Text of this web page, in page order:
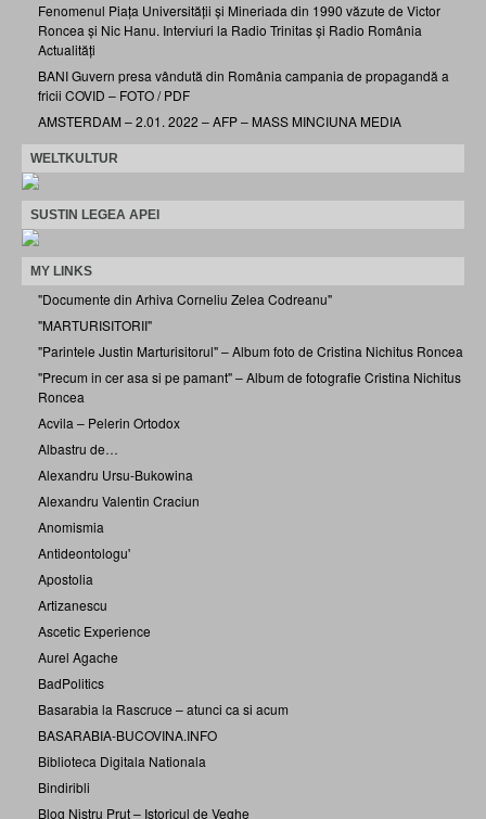
Fenomenul Piața Universității și Mineriada din 1990 văzute de Victor
Roncea și Nic Hanu. Interviuri la Radio Trinitas și Radio România
Actualități
BANI Guvern presa vândută din România campania de propagandă a
fricii COVID – FOTO / PDF
AMSTERDAM – 2.01. 2022 – AFP – MASS MINCIUNA MEDIA
WELTKULTUR
SUSTIN LEGEA APEI
MY LINKS
"Documente din Arhiva Corneliu Zelea Codreanu"
"MARTURISITORII"
"Parintele Justin Marturisitorul" – Album foto de Cristina Nichitus Roncea
"Precum in cer asa si pe pamant" – Album de fotografie Cristina Nichitus
Roncea
Acvila – Pelerin Ortodox
Albastru de…
Alexandru Ursu-Bukowina
Alexandru Valentin Craciun
Anomismia
Antideontologu'
Apostolia
Artizanescu
Ascetic Experience
Aurel Agache
BadPolitics
Basarabia la Rascruce – atunci ca si acum
BASARABIA-BUCOVINA.INFO
Biblioteca Digitala Nationala
Bindiribli
Blog Nistru Prut – Istoricul de Veghe